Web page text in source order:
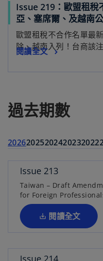
Issue 219：歐盟租稅
亞、塞席爾、及越南
歐盟租稅不合作名單最
除、越南入列！台商該
閱讀全文
過去期數
20262025202420232022
Issue 213
Taiwan – Draft
for Foreign
閱讀全文
在
新
標
籤
中
Issue 214